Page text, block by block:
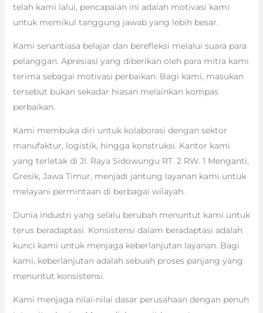
telah kami lalui, pencapaian ini adalah motivasi kami
untuk memikul tanggung jawab yang lebih besar.
Kami senantiasa belajar dan berefleksi melalui suara para
pelanggan. Apresiasi yang diberikan oleh para mitra kami
terima sebagai motivasi perbaikan. Bagi kami, masukan
tersebut bukan sekadar hiasan melainkan kompas
perbaikan.
Kami membuka diri untuk kolaborasi dengan sektor
manufaktur, logistik, hingga konstruksi. Kantor kami
yang terletak di Jl. Raya Sidowungu RT. 2 RW. 1 Menganti,
Gresik, Jawa Timur, menjadi jantung layanan kami untuk
melayani permintaan di berbagai wilayah.
Dunia industri yang selalu berubah menuntut kami untuk
terus beradaptasi. Konsistensi dalam beradaptasi adalah
kunci kami untuk menjaga keberlanjutan layanan. Bagi
kami, keberlanjutan adalah sebuah proses panjang yang
menuntut konsistensi.
Kami menjaga nilai-nilai dasar perusahaan dengan penuh